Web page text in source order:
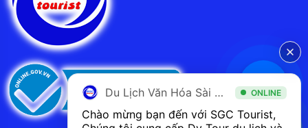
Du Lịch Văn Hóa Sài Gòn ONLINE
Chào mừng bạn đến với SGC Tourist,